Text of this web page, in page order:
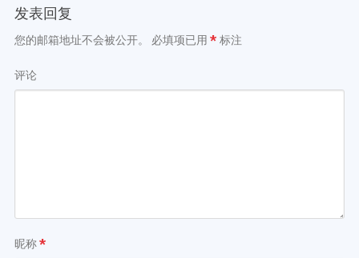
发表回复
您的邮箱地址不会被公开。 必填项已用 * 标注
评论
昵称*